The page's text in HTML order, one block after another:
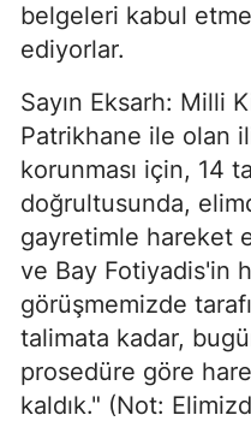
belgeleri kabul
ediyorlar.
Sayın Eksarh: Milli
Patrikhane ile olan
korunması için, 14
doğrultusunda,
gayretimle hareket
ve Bay Fotiyadis'in
görüşmemizde
talimata kadar,
prosedüre göre
kaldık." (Not: